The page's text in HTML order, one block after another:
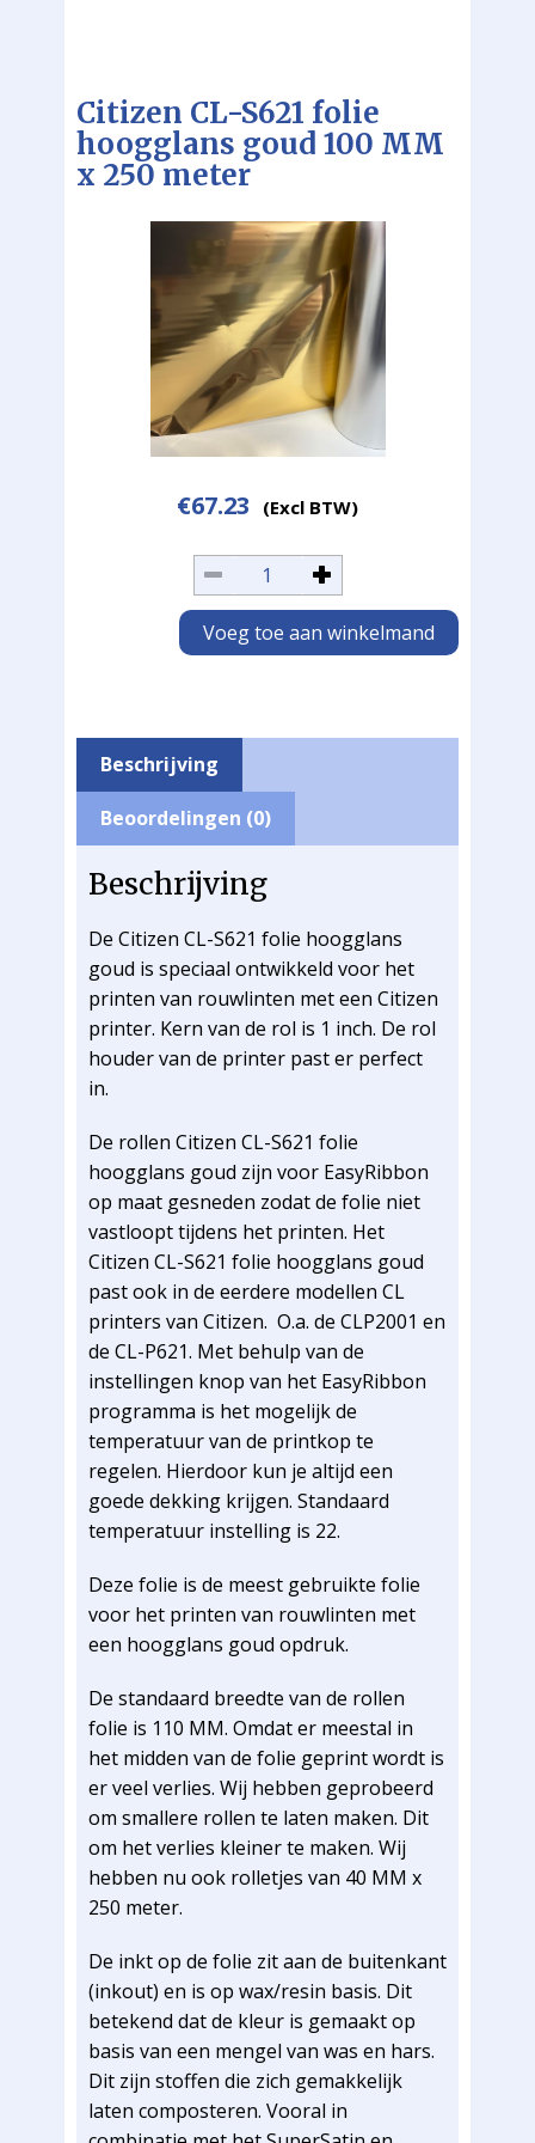
Citizen CL-S621 folie
hoogglans goud 100 MM
x 250 meter
€67.23 (Excl BTW)
Voeg toe aan winkelmand
Beschrijving
Beoordelingen (0)
Beschrijving
De Citizen CL-S621 folie hoogglans
goud is speciaal ontwikkeld voor het
printen van rouwlinten met een Citizen
printer. Kern van de rol is 1 inch. De rol
houder van de printer past er perfect
in.
De rollen Citizen CL-S621 folie
hoogglans goud zijn voor EasyRibbon
op maat gesneden zodat de folie niet
vastloopt tijdens het printen. Het
Citizen CL-S621 folie hoogglans goud
past ook in de eerdere modellen CL
printers van Citizen. O.a. de CLP2001 en
de CL-P621. Met behulp van de
instellingen knop van het EasyRibbon
programma is het mogelijk de
temperatuur van de printkop te
regelen. Hierdoor kun je altijd een
goede dekking krijgen. Standaard
temperatuur instelling is 22.
Deze folie is de meest gebruikte folie
voor het printen van rouwlinten met
een hoogglans goud opdruk.
De standaard breedte van de rollen
folie is 110 MM. Omdat er meestal in
het midden van de folie geprint wordt is
er veel verlies. Wij hebben geprobeerd
om smallere rollen te laten maken. Dit
om het verlies kleiner te maken. Wij
hebben nu ook rolletjes van 40 MM x
250 meter.
De inkt op de folie zit aan de buitenkant
(inkout) en is op wax/resin basis. Dit
betekend dat de kleur is gemaakt op
basis van een mengel van was en hars.
Dit zijn stoffen die zich gemakkelijk
laten composteren. Vooral in